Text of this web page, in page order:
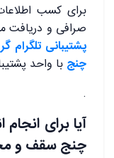
برای کسب
صرافی و دریافت
پشتیبانی تلگرام
چنج با واحد
.
آیا برای
چنج سقف و